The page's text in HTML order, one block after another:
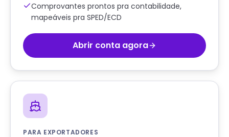
Comprovantes prontos pra contabilidade,
mapeáveis pra SPED/ECD
Abrir conta agora
PARA EXPORTADORES